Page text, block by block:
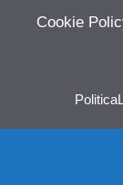
Cookie